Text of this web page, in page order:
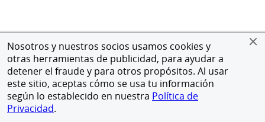
Nosotros y nuestros socios usamos cookies y
otras herramientas de publicidad, para ayudar a
detener el fraude y para otros propósitos. Al usar
este sitio, aceptas cómo se usa tu información
según lo establecido en nuestra Política de
Privacidad.